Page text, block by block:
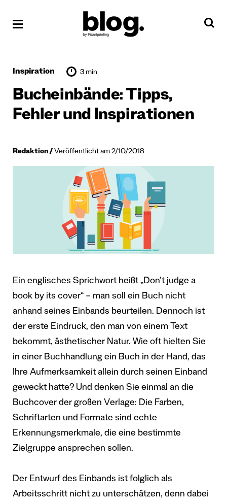
Inspiration 3 min
Bucheinbände: Tipps,
Fehler und Inspirationen
Redaktion Veröffentlicht am 2/10/2018
Ein englisches Sprichwort heißt „Don’t judge a
book by its cover“ – man soll ein Buch nicht
anhand seines Einbands beurteilen. Dennoch ist
der erste Eindruck, den man von einem Text
bekommt, ästhetischer Natur. Wie oft hielten Sie
in einer Buchhandlung ein Buch in der Hand, das
Ihre Aufmerksamkeit allein durch seinen Einband
geweckt hatte? Und denken Sie einmal an die
Buchcover der großen Verlage: Die Farben,
Schriftarten und Formate sind echte
Erkennungsmerkmale, die eine bestimmte
Zielgruppe ansprechen sollen.
Der Entwurf des Einbands ist folglich als
Arbeitsschritt nicht zu unterschätzen, denn dabei